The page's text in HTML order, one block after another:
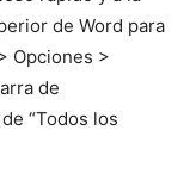
de Word para
Opciones >
de
“Todos los